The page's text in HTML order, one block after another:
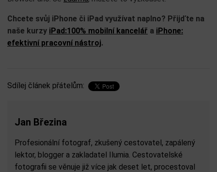
Chcete svůj iPhone či iPad využívat naplno? Přijďte na
naše kurzy iPad:100% mobilní kancelář a iPhone:
efektivní pracovní nástroj.
Sdílej článek přátelům:
Jan Březina
Profesionální fotograf, zkušený cestovatel, zapálený
lektor, blogger a zakladatel Ilumia. Cestovatelské
fotografii se věnuje již více jak deset let, procestoval